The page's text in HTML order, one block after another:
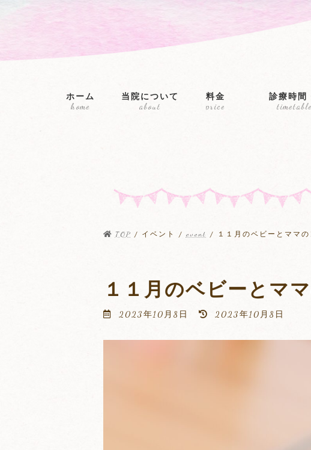
ツ
シ
ホーム
home
当院について
about
料金
price
診療時間
TOP イベント event １１月のベビーとママ
１１月のベビーとマ
2023年10月8日
最
更
2023年10月8日